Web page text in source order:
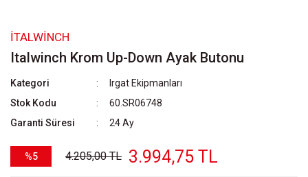
İTALWINCH
Italwinch Krom Up-Down Ayak Butonu
Kategori
Irgat Ekipmanları
Stok Kodu
60.SR06748
Garanti Süresi
24 Ay
%5 4.205,00 TL 3.994,75 TL